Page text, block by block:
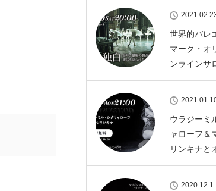
世界的バレ
マーク・オ
ンラインサ
ウラジーミ
ャローフ＆
リンキナと
2020.12.1